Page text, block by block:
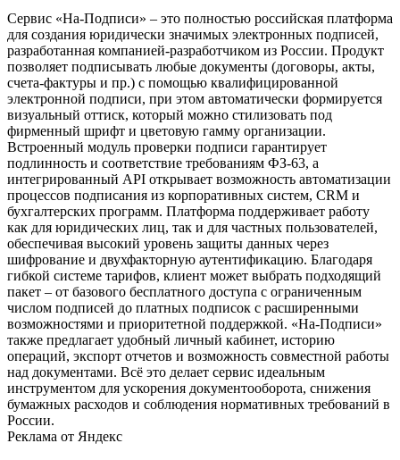
Сервис «На‑Подписи» – это полностью российская платформа
для создания юридически значимых электронных подписей,
разработанная компанией‑разработчиком из России. Продукт
позволяет подписывать любые документы (договоры, акты,
счета‑фактуры и пр.) с помощью квалифицированной
электронной подписи, при этом автоматически формируется
визуальный оттиск, который можно стилизовать под
фирменный шрифт и цветовую гамму организации.
Встроенный модуль проверки подписи гарантирует
подлинность и соответствие требованиям ФЗ‑63, а
интегрированный API открывает возможность автоматизации
процессов подписания из корпоративных систем, CRM и
бухгалтерских программ. Платформа поддерживает работу
как для юридических лиц, так и для частных пользователей,
обеспечивая высокий уровень защиты данных через
шифрование и двухфакторную аутентификацию. Благодаря
гибкой системе тарифов, клиент может выбрать подходящий
пакет – от базового бесплатного доступа с ограниченным
числом подписей до платных подписок с расширенными
возможностями и приоритетной поддержкой. «На‑Подписи»
также предлагает удобный личный кабинет, историю
операций, экспорт отчетов и возможность совместной работы
над документами. Всё это делает сервис идеальным
инструментом для ускорения документооборота, снижения
бумажных расходов и соблюдения нормативных требований в
России.
Реклама от Яндекс